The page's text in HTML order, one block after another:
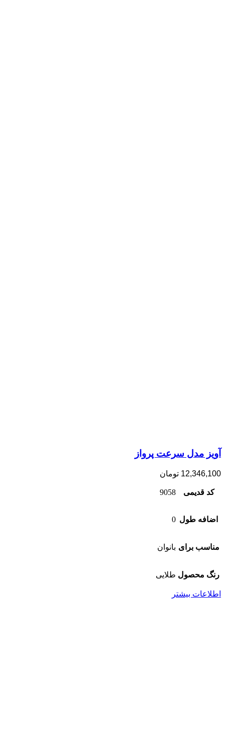
آویز مدل سرعت پرواز
12,346,100 تومان
کد قدیمی 9058
اضافه طول 0
مناسب برای بانوان
رنگ محصول طلایی
اطلاعات بیشتر